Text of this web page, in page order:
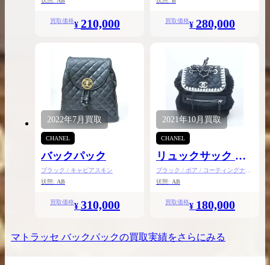
買取価格¥ 210,000 買取価格¥ 280,000
2022年7月買取
CHANEL
バックパック
ブラック / キャビアスキン
状態: AB
買取価格¥ 310,000
2021年10月買取
CHANEL
リュックサック コ
コネージュ
ブラック / ボア / コーティングナイ
ロン
状態: AB
買取価格¥ 180,000
マトラッセ バックパックの買取実績をさらにみる